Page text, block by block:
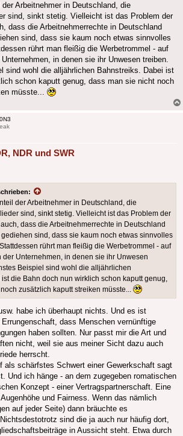
Arbeitnehmer in Deutschland, die
sind, sinkt stetig. Vielleicht ist das Problem der
dass die Arbeitnehmerrechte in Deutschland
sind, dass sie kaum noch etwas sinnvolles
rührt man fleißig die Werbetrommel - auf
in denen sie ihr Unwesen treiben.
sind wohl die alljährlichen Bahnstreiks. Dabei ist
schon kaputt genug, dass man sie nicht noch
müsste...
NDR und SWR
der Arbeitnehmer in Deutschland, die
sind, sinkt stetig. Vielleicht ist das Problem der
dass die Arbeitnehmerrechte in Deutschland
sind, dass sie kaum noch etwas sinnvolles
rührt man fleißig die Werbetrommel - auf
der Unternehmen, in denen sie ihr Unwesen
Beispiel sind wohl die alljährlichen
ist die Bahn doch nun wirklich schon kaputt genug,
zusätzlich kaputt streiken müsste...
habe ich überhaupt nichts. Und es ist
dass Menschen vernünftige
haben sollten. Nur passt mir die Art und
nicht, weil sie aus meiner Sicht dazu auch
herrscht.
als schärfstes Schwert einer Gewerkschaft sagt
Und ich hänge - an dem zugegeben romatischen
Konzept - einer Vertragspartnerschaft. Eine
und Fairness. Wenn das nämlich
auf jeder Seite) dann bräuchte es
sind die ja auch nur häufig dort,
in Aussicht steht. Etwa durch